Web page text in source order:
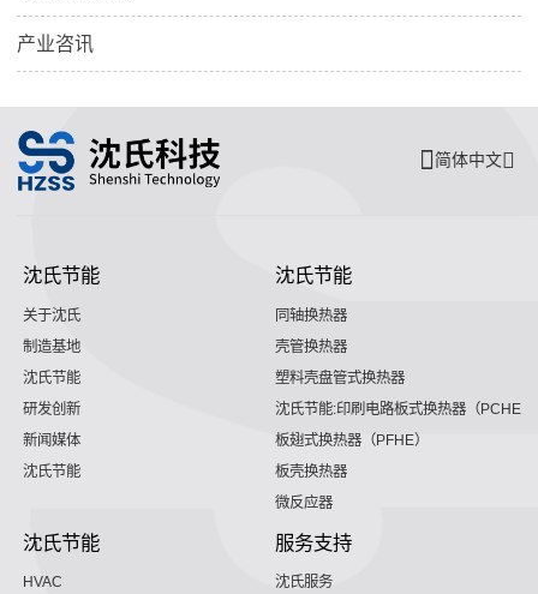
产业咨讯
简体中文
沈氏节能
关于沈氏
制造基地
沈氏节能
研发创新
新闻媒体
沈氏节能
沈氏节能
同轴换热器
壳管换热器
塑料壳盘管式换热器
沈氏节能:印刷电路板式换热器（PCHE）
板翅式换热器（PFHE）
板壳换热器
微反应器
沈氏节能
HVAC
服务支持
沈氏服务